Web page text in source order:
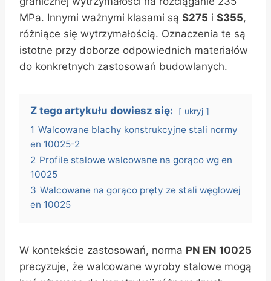
MPa. Innymi ważnymi klasami są S275 i S355,
różniące się wytrzymałością. Oznaczenia te są
istotne przy doborze odpowiednich materiałów
do konkretnych zastosowań budowlanych.
Z tego artykułu dowiesz się: ukryj
1 Walcowane blachy konstrukcyjne stali normy
en 10025-2
2 Profile stalowe walcowane na gorąco wg en
10025
3 Walcowane na gorąco pręty ze stali węglowej
en 10025
W kontekście zastosowań, norma PN EN 10025
precyzuje, że walcowane wyroby stalowe mogą